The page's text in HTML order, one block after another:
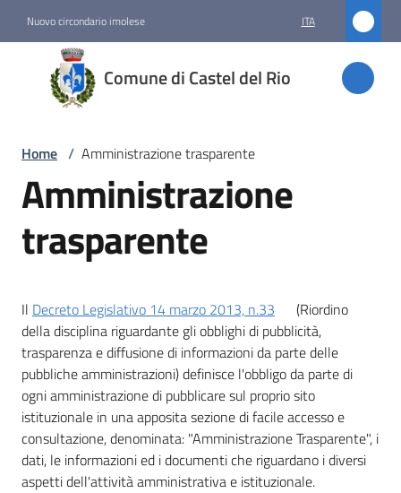
Nuovo circondario imolese ITA
Comune di Castel del Rio
Comune
di
Castel
Menu selezionato
Servizi
Vivere
Castel
del
Rio
Home / Amministrazione trasparente
Amministrazione
trasparente
Il Decreto Legislativo 14 marzo 2013, n.33
(Riordino
della disciplina riguardante gli obblighi di pubblicità,
trasparenza e diffusione di informazioni da parte delle
pubbliche amministrazioni) definisce l'obbligo da parte di
ogni amministrazione di pubblicare sul proprio sito
istituzionale in una apposita sezione di facile accesso e
consultazione, denominata: "Amministrazione Trasparente", i
dati, le informazioni ed i documenti che riguardano i diversi
aspetti dell'attività amministrativa e istituzionale.